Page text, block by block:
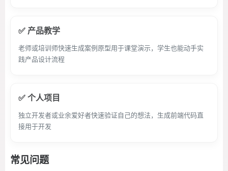
✅ 产品教学
老师或培训师快速生成案例原型用于课堂演示，学生也能动手实
践产品设计流程
✅ 个人项目
独立开发者或业余爱好者快速验证自己的想法，生成前端代码直
接用于开发
常见问题